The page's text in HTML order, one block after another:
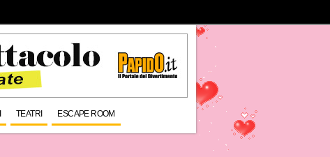
TEATRI ESCAPE ROOM